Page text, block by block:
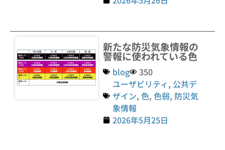
新たな防災気象情報の
警報に使われている色
blog
350
ユーザビリティ, 公共デ
ザイン,色,色弱, 防災気
象情報
2026年5月25日